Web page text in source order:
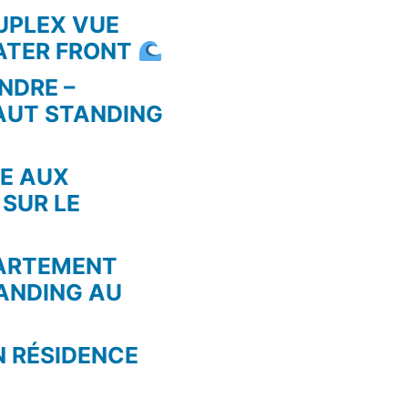
VUE
FRONT
–
STANDING
AUX
LE
AU
RÉSIDENCE